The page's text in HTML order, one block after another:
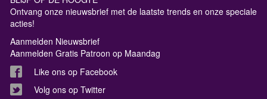
Ontvang onze nieuwsbrief met de laatste trends en onze speciale
acties!
Aanmelden Nieuwsbrief
Aanmelden Gratis Patroon op Maandag
Like ons op Facebook
Volg ons op Twitter